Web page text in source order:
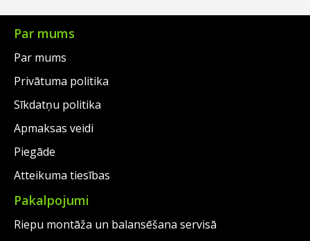
€169.00.
is:
€139.00.
€160.00.
Par mums
Par mums
Privātuma politika
Sīkdatņu politika
Apmaksas veidi
Piegāde
Atteikuma tiesības
Pakalpojumi
Riepu montāža un balansēšana servisā